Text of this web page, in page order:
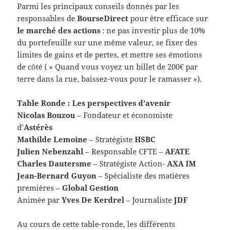
Parmi les principaux conseils donnés par les
responsables deBourseDirect pour être efficace sur
le marché des actions : ne pas investir plus de 10%
du portefeuille sur une même valeur, se fixer des
limites de gains et de pertes, et mettre ses émotions
de côté ( « Quand vous voyez un billet de 200€ par
terre dans la rue, baissez-vous pour le ramasser »).
Table Ronde : Les perspectives d’avenir
Nicolas Bouzou – Fondateur et économiste
d’Astérès
Mathilde Lemoine – StratégisteHSBC
Julien Nebenzahl – Responsable CFTE –AFATE
Charles Dautersme – Stratégiste Action-AXA IM
Jean-Bernard Guyon – Spécialiste des matières
premières – Global Gestion
Animée parYves De Kerdrel – JournalisteJDF
Au cours de cette table-ronde, les différents